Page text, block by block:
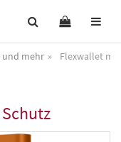
und mehr Flexwallet mit